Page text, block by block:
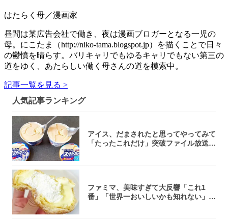
はたらく母／漫画家
昼間は某広告会社で働き、夜は漫画ブロガーとなる一児の
母。にこたま（http://niko-tama.blogspot.jp）を描くことで日々
の鬱憤を晴らす。バリキャリでもゆるキャリでもない第三の
道をゆく、あたらしい働く母さんの道を模索中。
記事一覧を見る >
人気記事ランキング
アイス、だまされたと思ってやってみて
「たったこれだけ」突破ファイル放送で
ファミマ、美味すぎて大反響「これ1
番」「世界一おいしいかも知れない」